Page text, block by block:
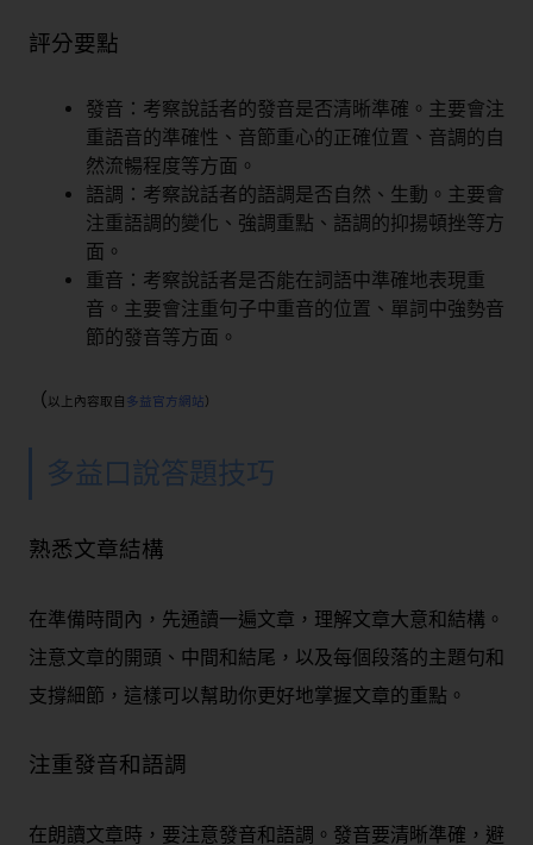
評分要點
發音：考察說話者的發音是否清晰準確。主要會注
重語音的準確性、音節重心的正確位置、音調的自
然流暢程度等方面。
語調：考察說話者的語調是否自然、生動。主要會
注重語調的變化、強調重點、語調的抑揚頓挫等方
面。
重音：考察說話者是否能在詞語中準確地表現重
音。主要會注重句子中重音的位置、單詞中強勢音
節的發音等方面。
（ 以上內容取自 多益官方網站）
多益口說答題技巧
熟悉文章結構
在準備時間內，先通讀一遍文章，理解文章大意和結構。
注意文章的開頭、中間和結尾，以及每個段落的主題句和
支撐細節，這樣可以幫助你更好地掌握文章的重點。
注重發音和語調
在朗讀文章時，要注意發音和語調。發音要清晰準確，避